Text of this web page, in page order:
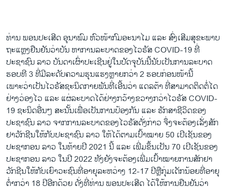
ທ່ານ ພອນປະເສີດ ອຸນາພົມ ຫົວໜ້າກົມອະນາໄມ ແລະ ສົ່ງເສີມສຸຂະພາບ
ຖະແຫຼງຢືນຢັນວ່າບັນ ຫາການລະບາດຂອງໄວຣັສ COVID-19 ທີ່
ປະຊາຊົນ ລາວ ບັນດາເຜົ່າປະເຊີນຢູ່ໃນປັດຈຸບັນນີ້ນັບເປັນການລະບາດ
ຮອບທີ 3 ທີ່ມີລະດັບຄວາມຮຸນແຮງຫຼາຍກວ່າ 2​ ຮອບກ່ອນໜ້ານີ້
ເພາະວ່າເປັນໄວຣັສຊະນິດກາຍພັນທີ່ເອີ້ນວ່າ ແດລຕ້າ ທີ່ສາມາດຕິດຕໍ່ໄດ
ຢ່າງວ່ອງໄວ ແລະ ແຜ່ລະບາດໄດ້ຢ່າງກວ້າງຂວາງກວ່າໄວຣັສ COVID-
19 ຊະນິດອື່ນໆ ສະນັ້ນເພື່ອເປັນການປ້ອງກັນ ແລະ ຮັກສາຊີວິດຂອງ
ປະຊາຊົນ ລາວ ຈາກການລະບາດຂອງໄວຣັສດັ່ງກ່າວ ຈຶ່ງຈະຕ້ອງເລັ່ງສັກ
ຢາວັກຊີນໃຫ້ກັບປະຊາຊົນ ລາວ ໃຫ້ໄດ້ຕາມເປົ້າໝາຍ 50 ເປີເຊັນຂອງ
ປະຊາກອນ ລາວ ໃນທ້າຍປີ 2021 ນີ້ ແລະ ເພີ່ມຂຶ້ນເປັນ 70 ເປີເຊັນຂອງ
ປະຊາກອນ ລາວ ໃນປີ 2022 ທັງຍັງຈະຕ້ອງເພີ່ມເປົ້າໝາຍການສັກຢາ
ວັກຊີນໃຫ້ກັບເຍົາວະຊົນທີ່ອາຍຸລະຫວ່າງ 12-17 ປີຫຼືກຸ່ມເດັກນ້ອຍທີ່ອາຍຸ
ຕໍ່າກວ່າ 18 ປີອີກດ້ວຍ ດັ່ງທີ່ທ່ານ ພອນປະເສີດ ໄດ້ໃຫ້ການຢືນຢັນວ່າ